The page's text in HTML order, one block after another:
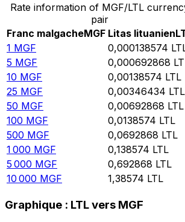
Rate information of MGF/LTL
pair
Franc malgacheMGF Litas lituanien
1 MGF 0,000138574
5 MGF 0,000692868
10 MGF 0,00138574 LTL
25 MGF 0,00346434 LTL
50 MGF 0,00692868 LTL
100 MGF 0,0138574 LTL
500 MGF 0,0692868 LTL
1 000 MGF 0,138574 LTL
5 000 MGF 0,692868 LTL
10 000 MGF 1,38574 LTL
Graphique : LTL vers MGF